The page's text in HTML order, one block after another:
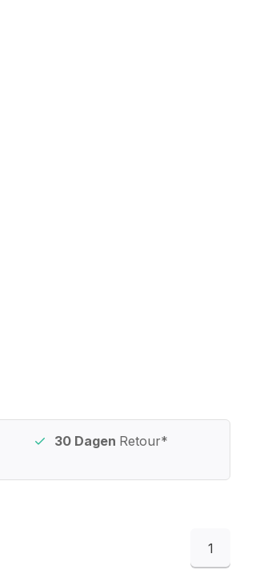
30 Dagen Retour*
1